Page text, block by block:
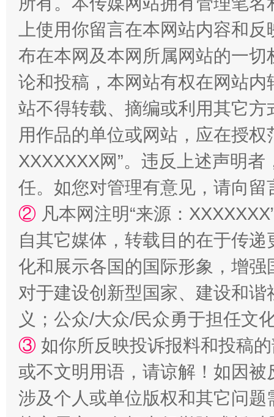
漫山遍野的桃花与雪山、麦地、白藏房 除
招工难、用工荒背后
网上购药对药下症？
上使用你留言在本网站内容和
布在本网及本网所属网站的一
论和投稿，本网站有权在网站
站不得转载、摘编或利用其它
用作品的单位或网站，应在授
XXXXXXX网”。违反上述声明
任。如您对管理有意见，请向
② 凡本网注明“来源：
自其它媒体，转载目的在于传
化和展示各国的国际形象，增
对于建设创新型国家、建设和
义；公众/大众/民众勇于担任文
③ 如你所反映投诉报料和投稿
或不文明用语，请谅解！如因
涉及个人或单位版权和其它问题